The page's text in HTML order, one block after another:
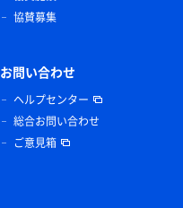
協賛募集
お問い合わせ
ヘルプセンター
総合お問い合わせ
ご意見箱